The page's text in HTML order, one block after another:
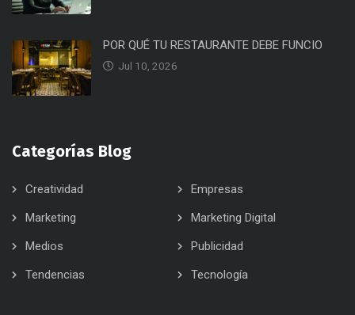
POR QUÉ TU RESTAURANTE DEBE FUNCIO
Jul 10, 2026
Categorías Blog
Creatividad
Empresas
Marketing
Marketing Digital
Medios
Publicidad
Tendencias
Tecnología